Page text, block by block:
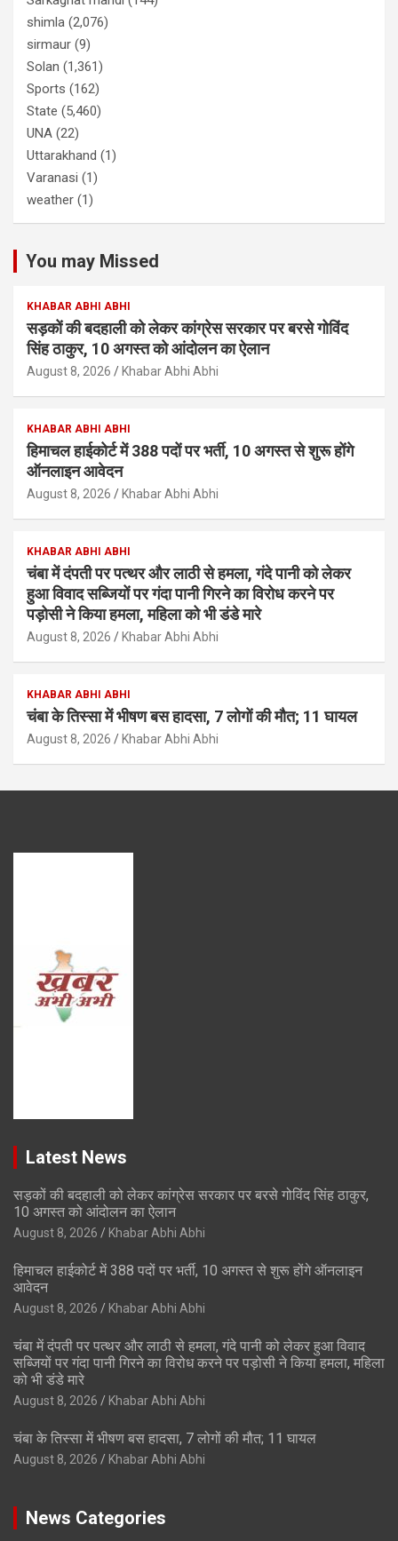
shimla (2,076)
sirmaur (9)
Solan (1,361)
Sports (162)
State (5,460)
UNA (22)
Uttarakhand (1)
Varanasi (1)
weather (1)
You may Missed
KHABAR ABHI ABHI
सड़कों की बदहाली को लेकर कांग्रेस सरकार पर बरसे गोविंद
सिंह ठाकुर, 10 अगस्त को आंदोलन का ऐलान
August 8, 2026 Khabar Abhi Abhi
KHABAR ABHI ABHI
हिमाचल हाईकोर्ट में 388 पदों पर भर्ती, 10 अगस्त से शुरू होंगे
ऑनलाइन आवेदन
August 8, 2026 Khabar Abhi Abhi
KHABAR ABHI ABHI
चंबा में दंपती पर पत्थर और लाठी से हमला, गंदे पानी को लेकर
हुआ विवाद सब्जियों पर गंदा पानी गिरने का विरोध करने पर
पड़ोसी ने किया हमला, महिला को भी डंडे मारे
August 8, 2026 Khabar Abhi Abhi
KHABAR ABHI ABHI
चंबा के तिस्सा में भीषण बस हादसा, 7 लोगों की मौत; 11 घायल
August 8, 2026 Khabar Abhi Abhi
Latest News
सड़कों की बदहाली को लेकर कांग्रेस सरकार पर बरसे गोविंद सिंह ठाकुर,
10 अगस्त को आंदोलन का ऐलान
August 8, 2026 Khabar Abhi Abhi
हिमाचल हाईकोर्ट में 388 पदों पर भर्ती, 10 अगस्त से शुरू होंगे ऑनलाइन
आवेदन
August 8, 2026 Khabar Abhi Abhi
चंबा में दंपती पर पत्थर और लाठी से हमला, गंदे पानी को लेकर हुआ विवाद
सब्जियों पर गंदा पानी गिरने का विरोध करने पर पड़ोसी ने किया हमला, महिला
को भी डंडे मारे
August 8, 2026 Khabar Abhi Abhi
चंबा के तिस्सा में भीषण बस हादसा, 7 लोगों की मौत; 11 घायल
August 8, 2026 Khabar Abhi Abhi
News Categories